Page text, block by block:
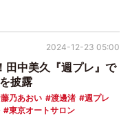
中美久『週プレ』で
披露
藤乃あおい 渡邊渚
週プレ
東京オートサロン
2024-12-23 05:00